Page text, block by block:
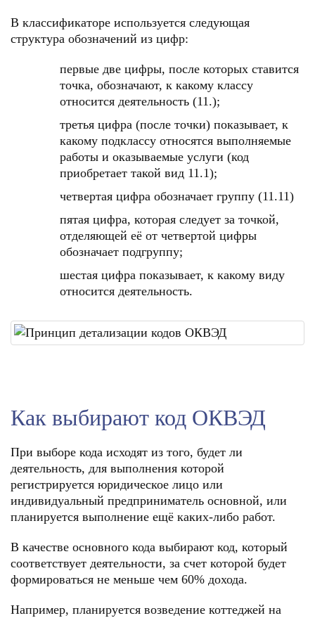
В классификаторе используется следующая
структура обозначений из цифр:
первые две цифры, после которых ставится
точка, обозначают, к какому классу
относится деятельность (11.);
третья цифра (после точки) показывает, к
какому подклассу относятся выполняемые
работы и оказываемые услуги (код
приобретает такой вид 11.1);
четвертая цифра обозначает группу (11.11)
пятая цифра, которая следует за точкой,
отделяющей её от четвертой цифры
обозначает подгруппу;
шестая цифра показывает, к какому виду
относится деятельность.
Как выбирают код ОКВЭД
При выборе кода исходят из того, будет ли
деятельность, для выполнения которой
регистрируется юридическое лицо или
индивидуальный предприниматель основной, или
планируется выполнение ещё каких-либо работ.
В качестве основного кода выбирают код, который
соответствует деятельности, за счет которой будет
формироваться не меньше чем 60% дохода.
Например, планируется возведение коттеджей на